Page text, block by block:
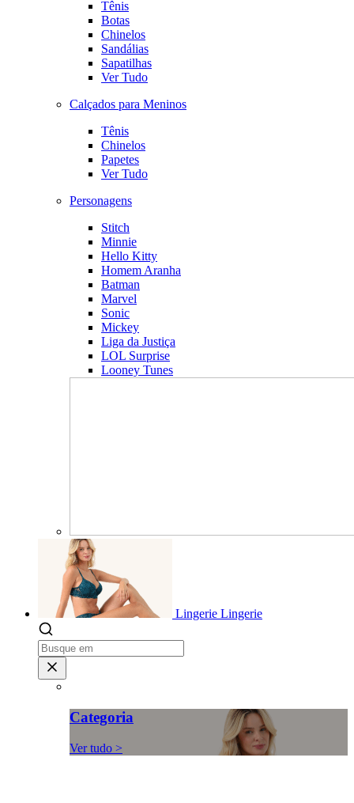
Tênis
Botas
Chinelos
Sandálias
Sapatilhas
Ver Tudo
Calçados para Meninos
Tênis
Chinelos
Papetes
Ver Tudo
Personagens
Stitch
Minnie
Hello Kitty
Homem Aranha
Batman
Marvel
Sonic
Mickey
Liga da Justiça
LOL Surprise
Looney Tunes
Lingerie Lingerie
Categoria
Ver tudo >